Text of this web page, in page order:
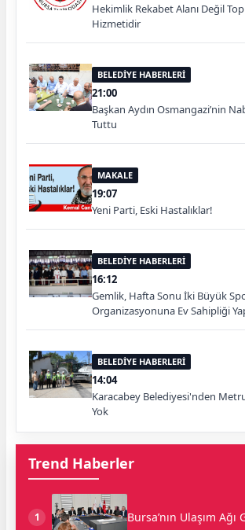
Hekimlik Rekabet Alanı Değil
Hizmetidir
BELEDİYE HABERLERİ
21:00
Başkan Aydın Osmangazi’nin
Tuttu
MAKALE
19:07
Yeni Parti, Eski Hastalıklar!
BELEDİYE HABERLERİ
16:12
Gemlik, Hafta Sonu İki Büyük
Organizasyonuna Ev Sahipliği
BELEDİYE HABERLERİ
14:04
Karacabey Belediyesi'nden
Yok
Trend Haberler
1 Bursa’nın Ulaşım